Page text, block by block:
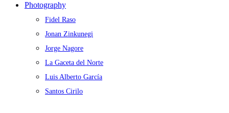
Photography
Fidel Raso
Jonan Zinkunegi
Jorge Nagore
La Gaceta del Norte
Luis Alberto García
Santos Cirilo